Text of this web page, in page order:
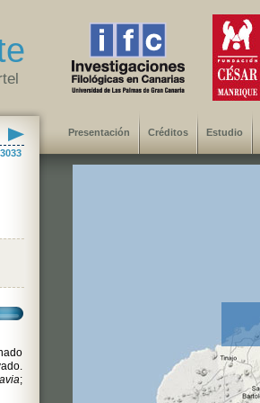
;
Presentación Créditos Estudio